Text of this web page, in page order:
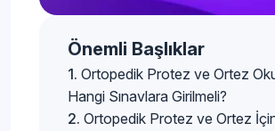
Önemli Başlıklar
Ortopedik Protez ve Ortez
Hangi Sınavlara Girilmeli?
Ortopedik Protez ve Ortez